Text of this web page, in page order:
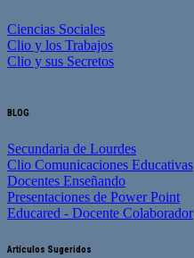
Ciencias Sociales
Clio y los Trabajos
Clio y sus Secretos
BLOG
Secundaria de Lourdes
Clio Comunicaciones Educativas
Docentes Enseñando
Presentaciones de Power Point
Educared - Docente Colaborador
Artículos Sugeridos